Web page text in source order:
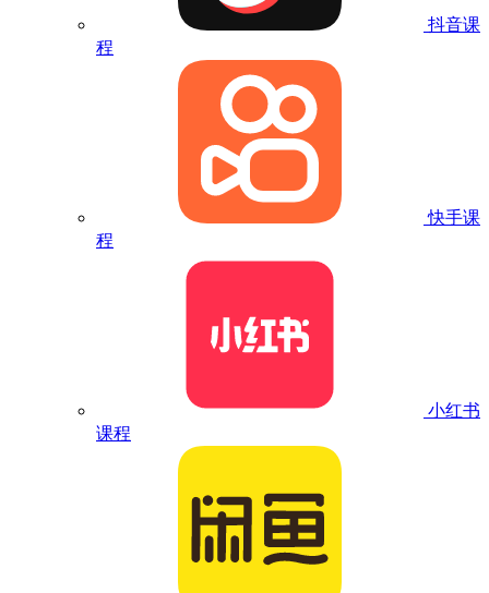
抖音课
程
快手课
程
小红书
课程